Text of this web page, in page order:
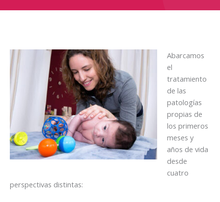
Abarcamos
el
tratamiento
de las
patologías
propias de
los primeros
meses y
años de vida
desde
cuatro
perspectivas distintas: